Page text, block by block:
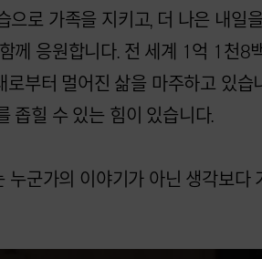
로 가족을 지키고, 더 나은 내일
께 응원합니다. 전 세계 1억 1천8
로부터 멀어진 삶을 마주하고 있습
좁힐 수 있는 힘이 있습니다.
군가의 이야기가 아닌 생각보다